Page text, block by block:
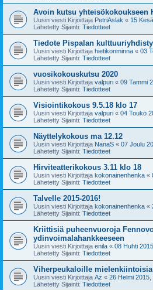
Avoin kutsu yhteisökokoukseen
Uusin viesti Kirjoittaja PetriAslak « 15
Lähetetty Sijainti: Tiedotteet
Tiedote Pispalan
Uusin viesti Kirjoittaja hietikonminna « 03
Lähetetty Sijainti: Tiedotteet
vuosikokouskutsu 2020
Uusin viesti Kirjoittaja valpuri « 09 Tammi
Lähetetty Sijainti: Tiedotteet
Visiointikokous 9.5.18 klo 17
Uusin viesti Kirjoittaja valpuri « 04 Touko
Lähetetty Sijainti: Tiedotteet
Näyttelykokous ma 12.12
Uusin viesti Kirjoittaja NanaS « 07 Joulu
Lähetetty Sijainti: Tiedotteet
Hirviteatterikokous 3.11 klo 18
Uusin viesti Kirjoittaja kokonainenhenka «
Lähetetty Sijainti: Tiedotteet
Talvelle 2015-2016!
Uusin viesti Kirjoittaja kokonainenhenka «
Lähetetty Sijainti: Tiedotteet
Kriittisiä puheenvuoroja
ydinvoimalahankkeeseen
Uusin viesti Kirjoittaja enila « 08 Huhti
Lähetetty Sijainti: Tiedotteet
Viherpeukaloille
Uusin viesti Kirjoittaja Az « 26 Helmi 2015,
Lähetetty Sijainti: Tiedotteet